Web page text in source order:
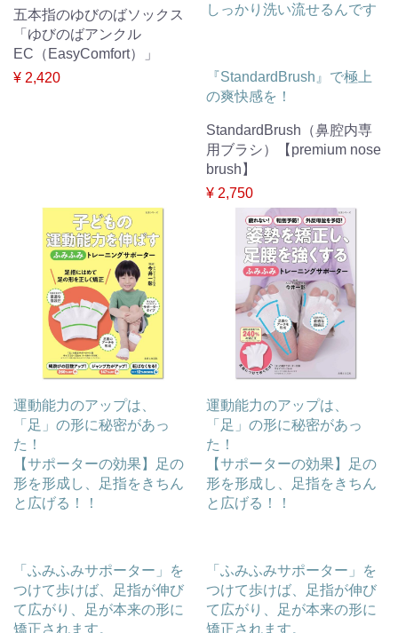
五本指のゆびのばソックス
「ゆびのばアンクル
EC（EasyComfort）」
¥ 2,420
しっかり洗い流せるんです
『StandardBrush』で極上
の爽快感を！
StandardBrush（鼻腔内専
用ブラシ）【premium nose
brush】
¥ 2,750
運動能力のアップは、
「足」の形に秘密があっ
た！
【サポーターの効果】足の
形を形成し、足指をきちん
と広げる！！
「ふみふみサポーター」を
つけて歩けば、足指が伸び
て広がり、足が本来の形に
矯正されます。
運動能力のアップは、
「足」の形に秘密があっ
た！
【サポーターの効果】足の
形を形成し、足指をきちん
と広げる！！
「ふみふみサポーター」を
つけて歩けば、足指が伸び
て広がり、足が本来の形に
矯正されます。